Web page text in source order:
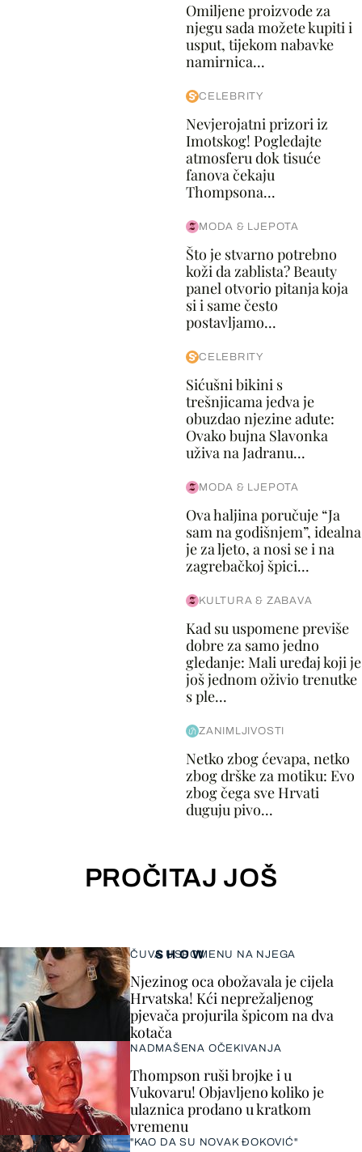
Omiljene proizvode za
njegu sada možete kupiti i
usput, tijekom nabavke
namirnica...
CELEBRITY
Nevjerojatni prizori iz
Imotskog! Pogledajte
atmosferu dok tisuće
fanova čekaju
Thompsona...
MODA & LJEPOTA
Što je stvarno potrebno
koži da zablista? Beauty
panel otvorio pitanja koja
si i same često
postavljamo...
CELEBRITY
Sićušni bikini s
trešnjicama jedva je
obuzdao njezine adute:
Ovako bujna Slavonka
uživa na Jadranu...
MODA & LJEPOTA
Ova haljina poručuje “Ja
sam na godišnjem”, idealna
je za ljeto, a nosi se i na
zagrebačkoj špici...
KULTURA & ZABAVA
Kad su uspomene previše
dobre za samo jedno
gledanje: Mali uređaj koji je
još jednom oživio trenutke
s ple...
ZANIMLJIVOSTI
Netko zbog ćevapa, netko
zbog drške za motiku: Evo
zbog čega sve Hrvati
duguju pivo...
PROČITAJ JOŠ
SHOW
ČUVA USPOMENU NA NJEGA
Njezinog oca obožavala je cijela
Hrvatska! Kći neprežaljenog
pjevača projurila špicom na dva
kotača
NADMAŠENA OČEKIVANJA
Thompson ruši brojke i u
Vukovaru! Objavljeno koliko je
ulaznica prodano u kratkom
vremenu
"KAO DA SU NOVAK ĐOKOVIĆ"